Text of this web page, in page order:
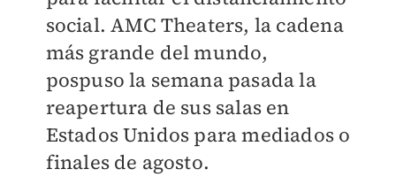
social. AMC Theaters, la cadena
más grande del mundo,
pospuso la semana pasada la
reapertura de sus salas en
Estados Unidos para mediados o
finales de agosto.